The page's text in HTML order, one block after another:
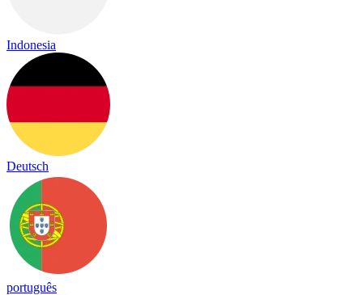
Indonesia
Deutsch
português